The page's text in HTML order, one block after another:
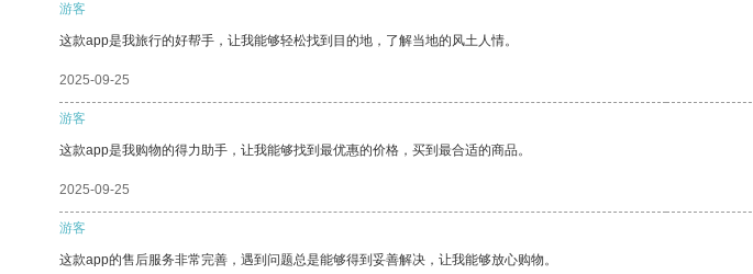
游客
这款app是我旅行的好帮手，让我能够轻松找到目的地，了解当地的风土人情。
2025-09-25
游客
这款app是我购物的得力助手，让我能够找到最优惠的价格，买到最合适的商品。
2025-09-25
游客
这款app的售后服务非常完善，遇到问题总是能够得到妥善解决，让我能够放心购物。